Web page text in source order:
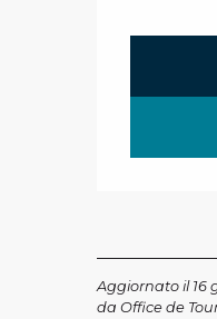
Aggiornato il 16
da Office de